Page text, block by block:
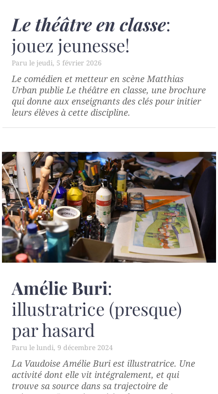
Le théâtre en classe:
jouez jeunesse!
jeudi, 5 février 2026
Le comédien et metteur en scène Matthias
Urban publieLe théâtre en classe, une brochure
qui donne aux enseignants des clés pour initier
leurs élèves à cette discipline.
Amélie Buri:
illustratrice (presque)
par hasard
lundi, 9 décembre 2024
La Vaudoise Amélie Buri est illustratrice. Une
activité dont elle vit intégralement, et qui
trouve sa source dans sa trajectoire de